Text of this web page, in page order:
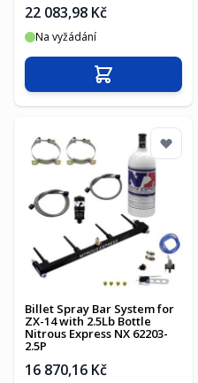
22 083,98 Kč
Na vyžádání
Přidat do košíku
Billet Spray Bar System for
ZX-14 with 2.5Lb Bottle
Nitrous Express NX 62203-
2.5P
16 870,16 Kč